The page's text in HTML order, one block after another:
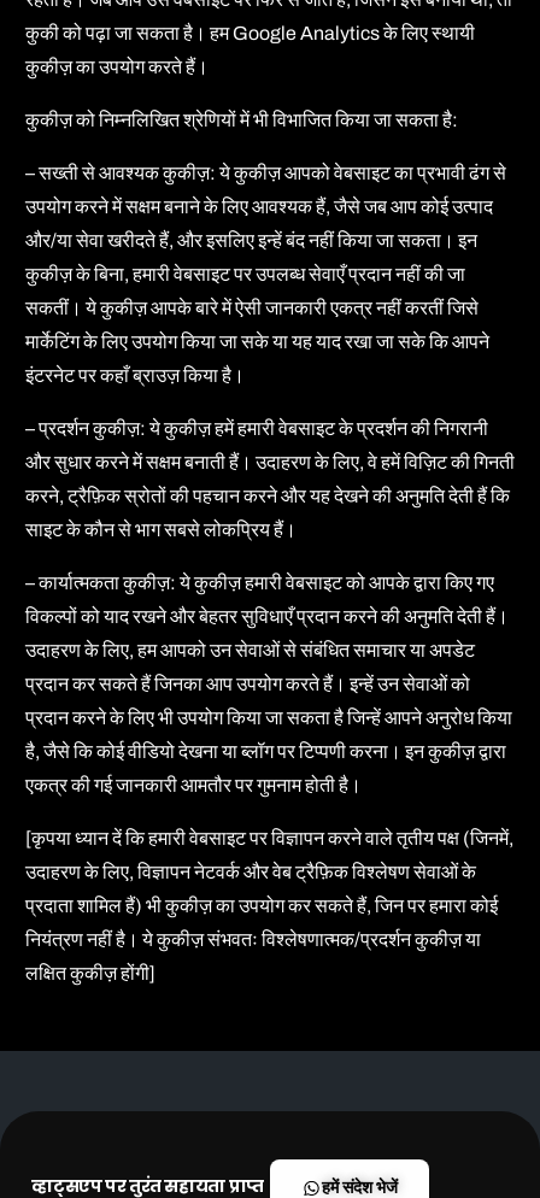
कुकी को पढ़ा जा सकता है। हम Google Analytics के लिए स्थायी
कुकीज़ का उपयोग करते हैं।
कुकीज़ को निम्नलिखित श्रेणियों में भी विभाजित किया जा सकता है:
– सख्ती से आवश्यक कुकीज़: ये कुकीज़ आपको वेबसाइट का प्रभावी ढंग से
उपयोग करने में सक्षम बनाने के लिए आवश्यक हैं, जैसे जब आप कोई उत्पाद
और/या सेवा खरीदते हैं, और इसलिए इन्हें बंद नहीं किया जा सकता। इन
कुकीज़ के बिना, हमारी वेबसाइट पर उपलब्ध सेवाएँ प्रदान नहीं की जा
सकतीं। ये कुकीज़ आपके बारे में ऐसी जानकारी एकत्र नहीं करतीं जिसे
मार्केटिंग के लिए उपयोग किया जा सके या यह याद रखा जा सके कि आपने
इंटरनेट पर कहाँ ब्राउज़ किया है।
– प्रदर्शन कुकीज़: ये कुकीज़ हमें हमारी वेबसाइट के प्रदर्शन की निगरानी
और सुधार करने में सक्षम बनाती हैं। उदाहरण के लिए, वे हमें विज़िट की गिनती
करने, ट्रैफ़िक स्रोतों की पहचान करने और यह देखने की अनुमति देती हैं कि
साइट के कौन से भाग सबसे लोकप्रिय हैं।
– कार्यात्मकता कुकीज़: ये कुकीज़ हमारी वेबसाइट को आपके द्वारा किए गए
विकल्पों को याद रखने और बेहतर सुविधाएँ प्रदान करने की अनुमति देती हैं।
उदाहरण के लिए, हम आपको उन सेवाओं से संबंधित समाचार या अपडेट
प्रदान कर सकते हैं जिनका आप उपयोग करते हैं। इन्हें उन सेवाओं को
प्रदान करने के लिए भी उपयोग किया जा सकता है जिन्हें आपने अनुरोध किया
है, जैसे कि कोई वीडियो देखना या ब्लॉग पर टिप्पणी करना। इन कुकीज़ द्वारा
एकत्र की गई जानकारी आमतौर पर गुमनाम होती है।
[कृपया ध्यान दें कि हमारी वेबसाइट पर विज्ञापन करने वाले तृतीय पक्ष (जिनमें,
उदाहरण के लिए, विज्ञापन नेटवर्क और वेब ट्रैफ़िक विश्लेषण सेवाओं के
प्रदाता शामिल हैं) भी कुकीज़ का उपयोग कर सकते हैं, जिन पर हमारा कोई
नियंत्रण नहीं है। ये कुकीज़ संभवतः विश्लेषणात्मक/प्रदर्शन कुकीज़ या
लक्षित कुकीज़ होंगी]
व्हाट्सएप पर तुरंत सहायता प्राप्त
हमें संदेश भेजें